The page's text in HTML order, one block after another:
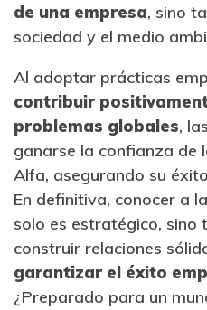
de una empresa, sino
sociedad y el medio
Al adoptar prácticas
contribuir
problemas globales,
ganarse la confianza de
Alfa, asegurando su
En definitiva, conocer a
solo es estratégico, sino
construir relaciones
garantizar el éxito
¿Preparado para un